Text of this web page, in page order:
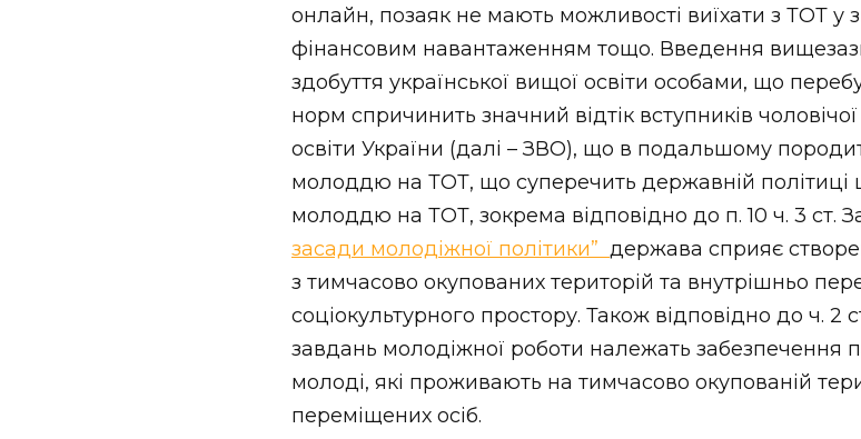
онлайн, позаяк не мають можливості виїхати з ТОТ у
фінансовим навантаженням тощо. Введення
здобуття української вищої освіти особами, що
норм спричинить значний відтік вступників
освіти України (далі – ЗВО), що в подальшому
молоддю на ТОТ, що суперечить державній політиці
молоддю на ТОТ, зокрема відповідно до п. 10 ч. 3 ст.
засади молодіжної політики” держава сприяє
з тимчасово окупованих територій та внутрішньо
соціокультурного простору. Також відповідно до ч. 2
завдань молодіжної роботи належать забезпечення
молоді, які проживають на тимчасово окупованій
переміщених осіб.